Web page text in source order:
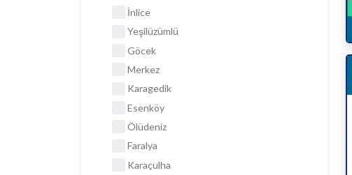
İnlice
Yeşilüzümlü
Göcek
Merkez
Karagedik
Esenköy
Ölüdeniz
Faralya
Karaçulha